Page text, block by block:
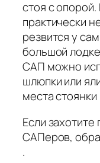
стоя с
практически
резвится у
большой
САП можно
шлюпки или
места
Если
САПеров,
.